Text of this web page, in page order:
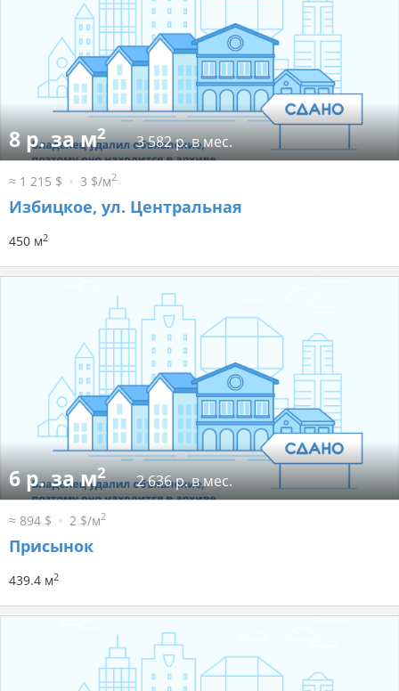
8 р. за м2 3 582 р. в мес.
≈ 1 215 $ 3 $/м2
Избицкое, ул. Центральная
450 м2
6 р. за м2 2 636 р. в мес.
≈ 894 $ 2 $/м2
Присынок
439.4 м2